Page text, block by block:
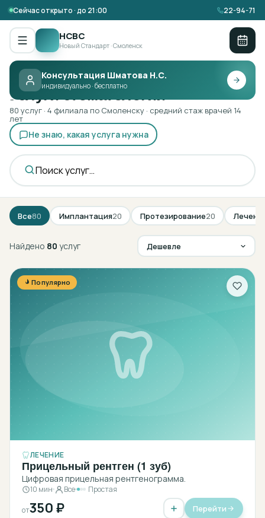
Сейчас открыто · до 21:00 22-94-71
НСВС
Новый Стандарт · Смоленск
Консультация Шматова Н.С.
индивидуально · бесплатно
Главная ·Услуги
Услуги стоматологии
80 услуг · 4 филиала по Смоленску · средний стаж врачей 14
лет
Не знаю, какая услуга нужна
Все80 Имплантация20 Протезирование20
Найдено 80 услуг Дешевле
Популярно
ЛЕЧЕНИЕ
Прицельный рентген (1 зуб)
Цифровая прицельная рентгенограмма.
10 мин Все Простая
от350 ₽ Перейти